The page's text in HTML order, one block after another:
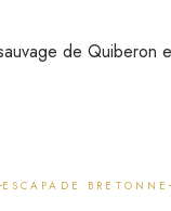
ESCAPADE BRETONNE